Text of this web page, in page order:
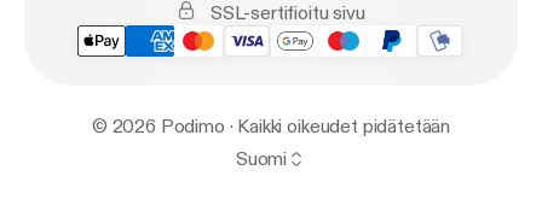
SSL-sertifioitu sivu
© 2026 Podimo · Kaikki oikeudet pidätetään
Suomi